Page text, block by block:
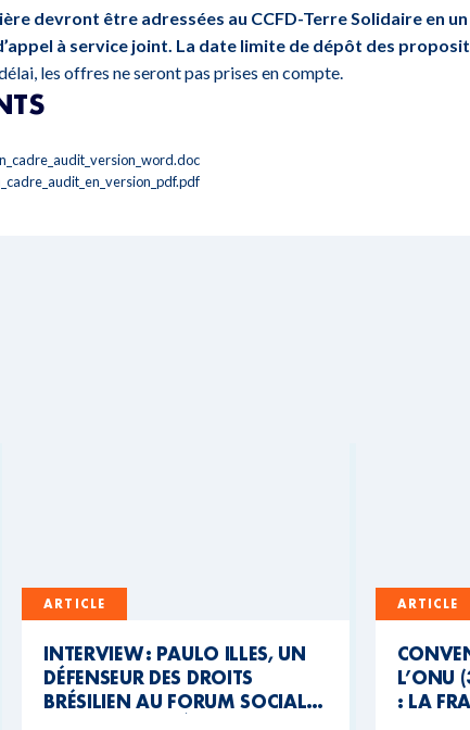
devront être adressées au CCFD-Terre Solidaire en
à service joint. La date limite de dépôt des
les offres ne seront pas prises en compte.
ARTICLE
INTERVIEW : PAULO ILLES, UN
DÉFENSEUR DES DROITS
BRÉSILIEN AU FORUM SOCIAL
ARTICLE
L’ONU
: LA